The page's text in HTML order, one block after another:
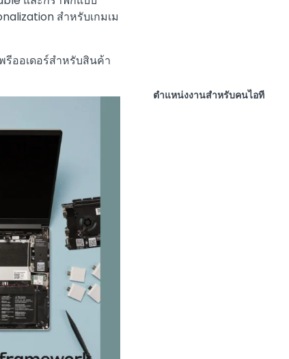
สำหรับเกมเม
รีออเดอร์สำหรับสินค้า
ตำแหน่งงานสำหรับคนไอที